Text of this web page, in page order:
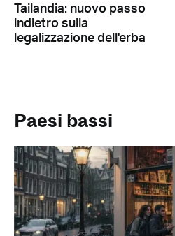
Tailandia: nuovo passo
indietro sulla
legalizzazione dell'erba
Paesi bassi